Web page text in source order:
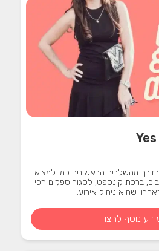
מהשלבים הראשונים כמו למצוא
‏ברכת קונספט, לסגור ספקים הכי
שהוא ניהול אירוע.
נוסף לחצו